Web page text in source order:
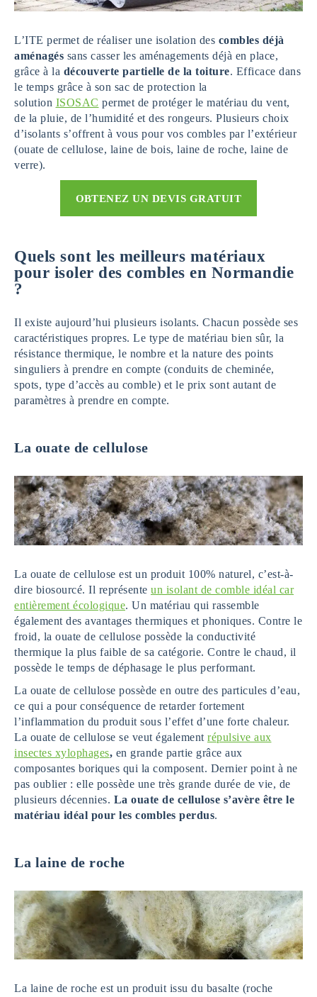
L’ITE permet de réaliser une isolation des combles déjà
aménagés sans casser les aménagements déjà en place,
grâce à la découverte partielle de la toiture. Efficace dans
le temps grâce à son sac de protection la
solution ISOSAC permet de protéger le matériau du vent,
de la pluie, de l’humidité et des rongeurs. Plusieurs choix
d’isolants s’offrent à vous pour vos combles par l’extérieur
(ouate de cellulose, laine de bois, laine de roche, laine de
verre).
OBTENEZ UN DEVIS GRATUIT
Quels sont les meilleurs matériaux
pour isoler des combles en Normandie
?
Il existe aujourd’hui plusieurs isolants. Chacun possède ses
caractéristiques propres. Le type de matériau bien sûr, la
résistance thermique, le nombre et la nature des points
singuliers à prendre en compte (conduits de cheminée,
spots, type d’accès au comble) et le prix sont autant de
paramètres à prendre en compte.
La ouate de cellulose
La ouate de cellulose est un produit 100% naturel, c’est-à-
dire biosourcé. Il représente un isolant de comble idéal car
entièrement écologique. Un matériau qui rassemble
également des avantages thermiques et phoniques. Contre le
froid, la ouate de cellulose possède la conductivité
thermique la plus faible de sa catégorie. Contre le chaud, il
possède le temps de déphasage le plus performant.
La ouate de cellulose possède en outre des particules d’eau,
ce qui a pour conséquence de retarder fortement
l’inflammation du produit sous l’effet d’une forte chaleur.
La ouate de cellulose se veut également répulsive aux
insectes xylophages, en grande partie grâce aux
composantes boriques qui la composent. Dernier point à ne
pas oublier : elle possède une très grande durée de vie, de
plusieurs décennies. La ouate de cellulose s’avère être le
matériau idéal pour les combles perdus.
La laine de roche
La laine de roche est un produit issu du basalte (roche